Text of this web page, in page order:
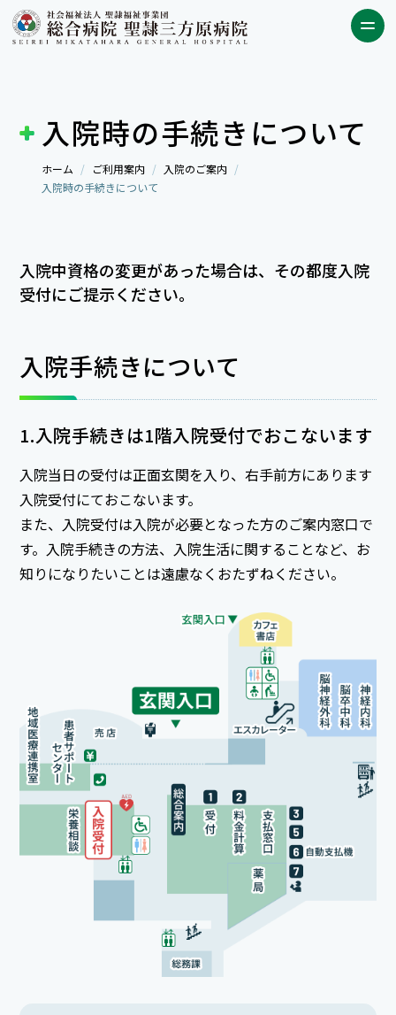
入院時の手続きについて
ホーム ご利用案内
入院のご案内
入院時の手続きについて
入院中資格の変更があった場合は、その都度入院
受付にご提示ください。
入院手続きについて
1.入院手続きは1階入院受付でおこないます
入院当日の受付は正面玄関を入り、右手前方にあります
入院受付にておこないます。
また、入院受付は入院が必要となった方のご案内窓口で
す。入院手続きの方法、入院生活に関することなど、お
知りになりたいことは遠慮なくおたずねください。